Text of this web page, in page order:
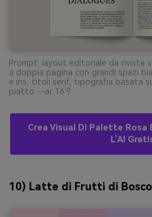
Prompt: layout editoriale da rivista
a doppia pagina con grandi spazi
e iris, titoli serif, tipografia basata
piatto --ar 16:9
Crea Visual Di Palette Rosa
L’AI
10) Latte di Frutti di